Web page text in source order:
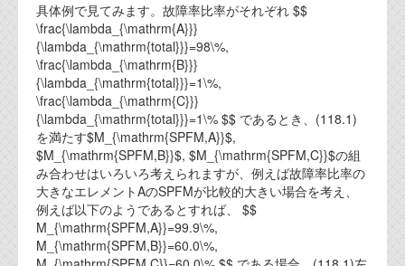
ログインをお願い致します。アカウント
名は"opendocument"です。
機能安全用語集
設計用語集
オンラインショップ
お問い合わせ
FAQ
具体例で見てみます。故障率比率がそれぞれ $$
\frac{\lambda_{\mathrm{A}}}
{\lambda_{\mathrm{total}}}=98\%,
\frac{\lambda_{\mathrm{B}}}
{\lambda_{\mathrm{total}}}=1\%,
\frac{\lambda_{\mathrm{C}}}
{\lambda_{\mathrm{total}}}=1\% $$ であるとき、(118.1)
を満たす$M_{\mathrm{SPFM,A}}$,
$M_{\mathrm{SPFM,B}}$, $M_{\mathrm{SPFM,C}}$の組
み合わせはいろいろ考えられますが、例えば故障率比率の
大きなエレメントAのSPFMが比較的大きい場合を考え、
例えば以下のようであるとすれば、 $$
M_{\mathrm{SPFM,A}}=99.9\%,
M_{\mathrm{SPFM,B}}=60.0\%,